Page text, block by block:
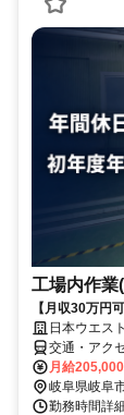
工場内作業
【月収30万円
日本ウエス
交通・アク
月給
岐阜県岐阜
勤務時間詳